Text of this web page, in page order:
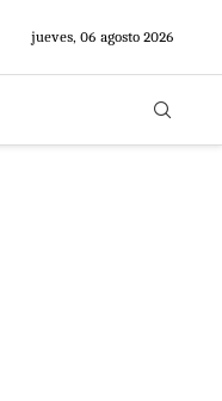
jueves, 06 agosto 2026